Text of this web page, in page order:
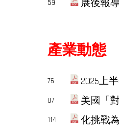
59 展後報導
產業動態
76 2025上
87 美國「
114 化挑戰